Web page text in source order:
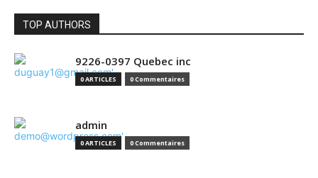
TOP AUTHORS
9226-0397 Quebec inc
0 ARTICLES 0 Commentaires
admin
0 ARTICLES 0 Commentaires